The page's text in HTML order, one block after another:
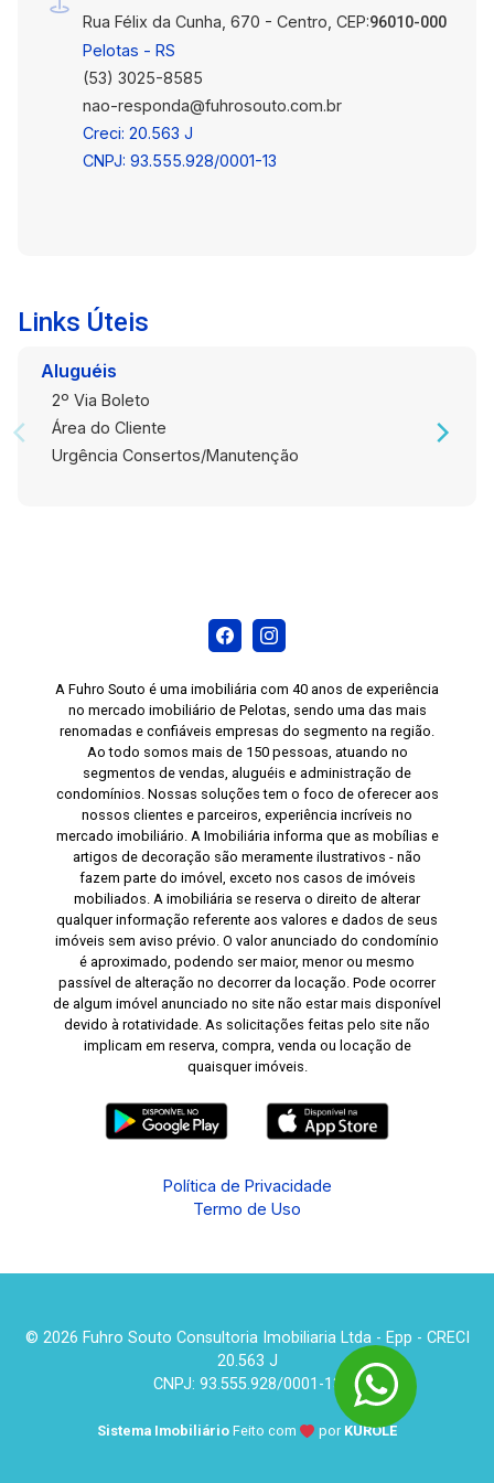
Rua Félix da Cunha, 670 - Centro, CEP:96010-000
Pelotas - RS
(53) 3025-8585
nao-responda@fuhrosouto.com.br
Creci: 20.563 J
CNPJ: 93.555.928/0001-13
Links Úteis
Aluguéis
2º Via Boleto
Área do Cliente
Urgência Consertos/Manutenção
A Fuhro Souto é uma imobiliária com 40 anos de experiência
no mercado imobiliário de Pelotas, sendo uma das mais
renomadas e confiáveis empresas do segmento na região.
Ao todo somos mais de 150 pessoas, atuando no
segmentos de vendas, aluguéis e administração de
condomínios. Nossas soluções tem o foco de oferecer aos
nossos clientes e parceiros, experiência incríveis no
mercado imobiliário. A Imobiliária informa que as mobílias e
artigos de decoração são meramente ilustrativos - não
fazem parte do imóvel, exceto nos casos de imóveis
mobiliados. A imobiliária se reserva o direito de alterar
qualquer informação referente aos valores e dados de seus
imóveis sem aviso prévio. O valor anunciado do condomínio
é aproximado, podendo ser maior, menor ou mesmo
passível de alteração no decorrer da locação. Pode ocorrer
de algum imóvel anunciado no site não estar mais disponível
devido à rotatividade. As solicitações feitas pelo site não
implicam em reserva, compra, venda ou locação de
quaisquer imóveis.
Política de Privacidade
Termo de Uso
© 2026 Fuhro Souto Consultoria Imobiliaria Ltda - Epp - CRECI
20.563 J
CNPJ: 93.555.928/0001-13
Sistema Imobiliário Feito com por KUROLE